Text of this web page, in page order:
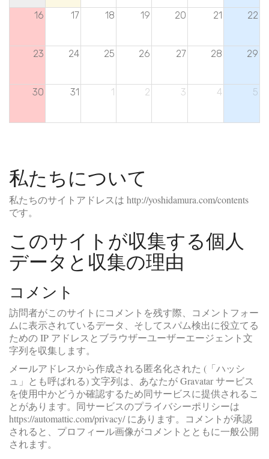
16 17 18 19 20 21 22
23 24 25 26 27 28 29
30 31 1 2 3 4 5
私たちについて
私たちのサイトアドレスは http://yoshidamura.com/contents
です。
このサイトが収集する個人
データと収集の理由
コメント
訪問者がこのサイトにコメントを残す際、コメントフォー
ムに表示されているデータ、そしてスパム検出に役立てる
ための IP アドレスとブラウザーユーザーエージェント文
字列を収集します。
メールアドレスから作成される匿名化された (「ハッシ
ュ」とも呼ばれる) 文字列は、あなたが Gravatar サービス
を使用中かどうか確認するため同サービスに提供されるこ
とがあります。同サービスのプライバシーポリシーは
https://automattic.com/privacy/ にあります。コメントが承認
されると、プロフィール画像がコメントとともに一般公開
されます。